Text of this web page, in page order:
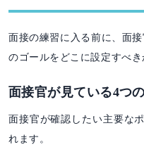
面接の練習に入る前に、面
のゴールをどこに設定すべ
面接官が見ている4つ
面接官が確認したい主要な
れます。